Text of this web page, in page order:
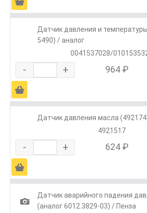
Датчик давления и
5490) / аналог
0041537028/
- + 964 ₽
Ä
Датчик давления масла
4921517
- + 624 ₽
Ä
1
Датчик аварийного падения
(аналог 6012.3829-03) / Пенза